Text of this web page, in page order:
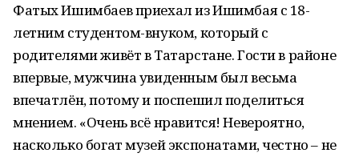
Фатых Ишимбаев приехал из Ишимбая с 18-
летним студентом-внуком, который с
родителями живёт в Татарстане. Гости в районе
впервые, мужчина увиденным был весьма
впечатлён, потому и поспешил поделиться
мнением. «Очень всё нравится! Невероятно,
насколько богат музей экспонатами, честно – не